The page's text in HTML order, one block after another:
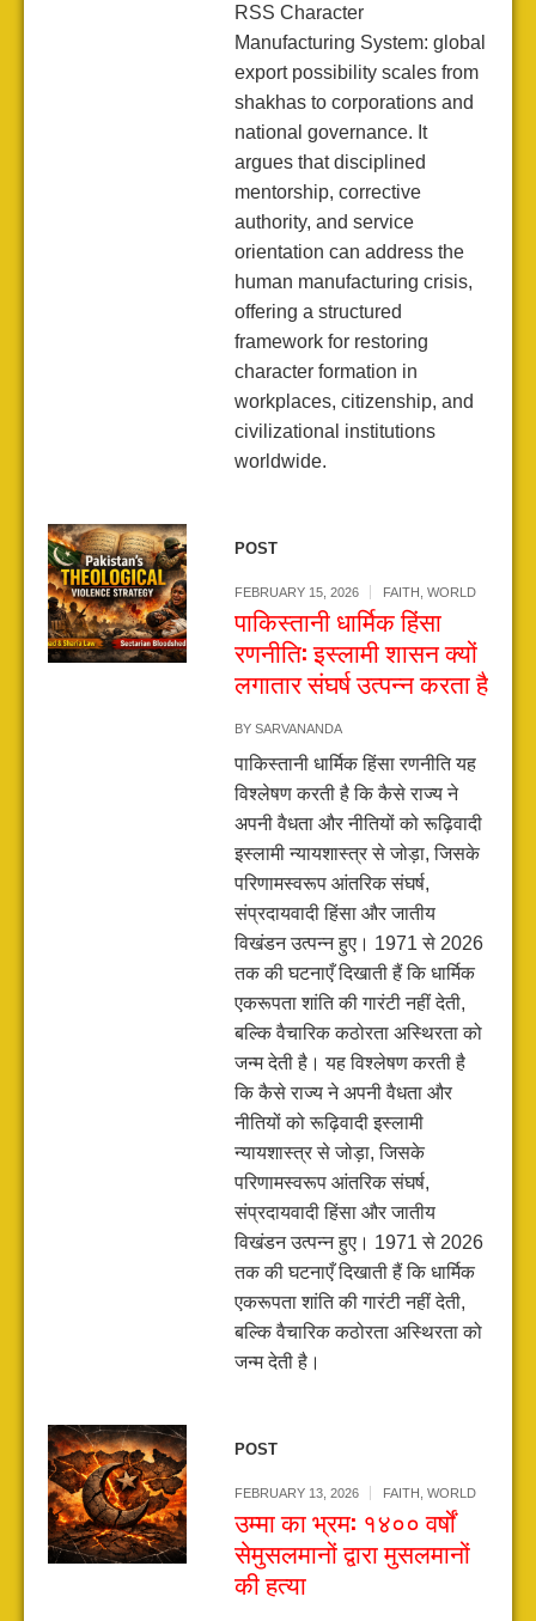
RSS Character
Manufacturing System: global
export possibility scales from
shakhas to corporations and
national governance. It
argues that disciplined
mentorship, corrective
authority, and service
orientation can address the
human manufacturing crisis,
offering a structured
framework for restoring
character formation in
workplaces, citizenship, and
civilizational institutions
worldwide.
POST
FEBRUARY 15, 2026 FAITH WORLD
पाकिस्तानी धार्मिक हिंसा
रणनीति: इस्लामी शासन क्यों
लगातार संघर्ष उत्पन्न करता है
BY SARVANANDA
पाकिस्तानी धार्मिक हिंसा रणनीति यह
विश्लेषण करती है कि कैसे राज्य ने
अपनी वैधता और नीतियों को रूढ़िवादी
इस्लामी न्यायशास्त्र से जोड़ा, जिसके
परिणामस्वरूप आंतरिक संघर्ष,
संप्रदायवादी हिंसा और जातीय
विखंडन उत्पन्न हुए। 1971 से 2026
तक की घटनाएँ दिखाती हैं कि धार्मिक
एकरूपता शांति की गारंटी नहीं देती,
बल्कि वैचारिक कठोरता अस्थिरता को
जन्म देती है। यह विश्लेषण करती है
कि कैसे राज्य ने अपनी वैधता और
नीतियों को रूढ़िवादी इस्लामी
न्यायशास्त्र से जोड़ा, जिसके
परिणामस्वरूप आंतरिक संघर्ष,
संप्रदायवादी हिंसा और जातीय
विखंडन उत्पन्न हुए। 1971 से 2026
तक की घटनाएँ दिखाती हैं कि धार्मिक
एकरूपता शांति की गारंटी नहीं देती,
बल्कि वैचारिक कठोरता अस्थिरता को
जन्म देती है।
POST
FEBRUARY 13, 2026 FAITH WORLD
उम्मा का भ्रम: १४०० वर्षों
सेमुसलमानों द्वारा मुसलमानों
की हत्या